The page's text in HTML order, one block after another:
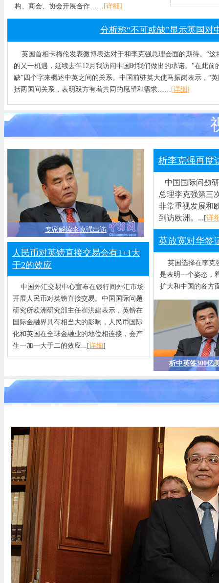
构、商会、协会开展合作…… [详细]
分析称“不可或缺”显示英国对
英国首相卡梅伦发表微博表达对于和李克强总理会面的期待。“这
的又一机遇，延续去年12月我访问中国时我们做出的承诺。”在此前
缺”四个字来概述中英之间的关系。中国前驻英大使马振岗表示，“
括两国间关系，表明双方有着共同的愿望和需求…… [详细]
专家解读李克强出访
人民币对英镑直接交易会有1+1大
于2的效应
中国外汇交易中心宣布在银行间外汇市场
开展人民币对英镑直接交易。中国国际问题
研究所欧洲研究部主任崔洪建表示，英镑在
国际金融界具有相当大的影响，人民币国际
化和英国在全球金融业的地位相连接，会产
生一加一大于二的效应... [详细]
析李克强再度
中国国际问题
总理李克强第三
非常重视发展和
到访欧洲。...[详
英放宽对华签
英国选择在李克
是表明一个姿态，
扩大和中国的各方
析中英签300亿